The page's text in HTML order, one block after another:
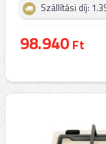
Szállítási díj:
98.940Ft